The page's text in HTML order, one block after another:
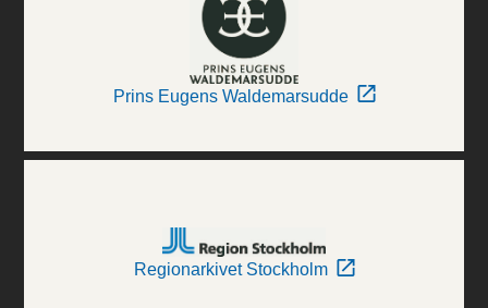
Prins Eugens Waldemarsudde
Regionarkivet Stockholm